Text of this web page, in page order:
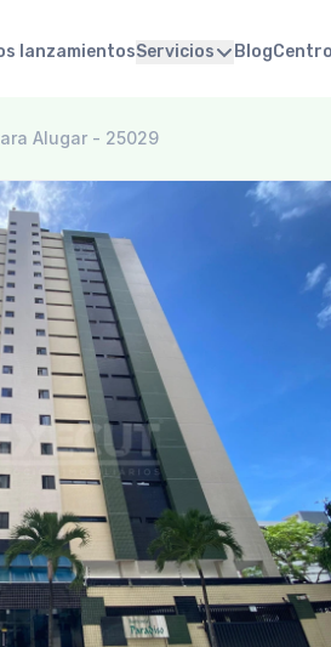
lanzamientosServicios Blog
Alugar - 25029